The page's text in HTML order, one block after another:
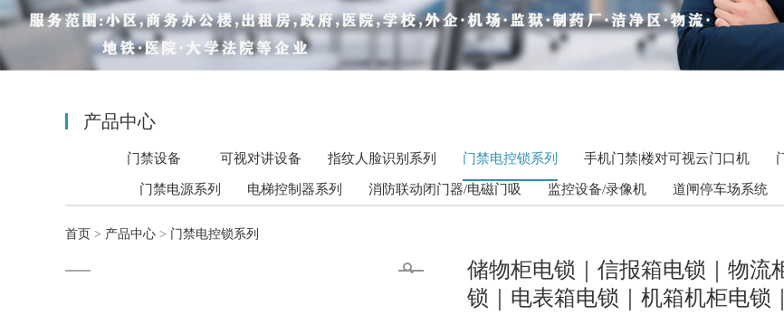
产品中心
门禁设备 可视对讲设备 指纹人脸识别系列 门禁电控锁系列 手机门禁|楼对可视云门口机
门禁电源系列 电梯控制器系列 消防联动闭门器/电磁门吸 监控设备/录像机 道闸停车场系统
首页 > 产品中心 > 门禁电控锁系列
储物柜电锁｜信报箱电锁｜物流
锁｜电表箱电锁｜机箱机柜电锁